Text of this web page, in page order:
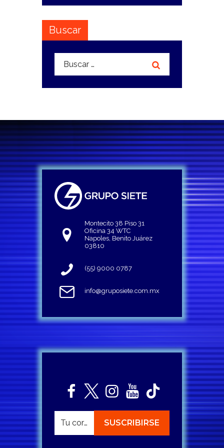
Buscar
Buscar:
Montecito 38 Piso 31
Oficina 34 WTC
Napoles, Benito Juárez
03810
(55) 9000 0787
info@gruposiete.com.mx